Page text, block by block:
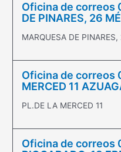
Oficina de correos
DE PINARES, 26
MARQUESA DE PINARES,
Oficina de correos
MERCED 11
PL.DE LA MERCED 11
Oficina de correos